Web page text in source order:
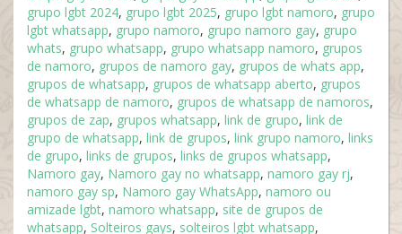
grupo lgbt 2024, grupo lgbt 2025, grupo lgbt namoro, grupo
lgbt whatsapp, grupo namoro, grupo namoro gay, grupo
whats, grupo whatsapp, grupo whatsapp namoro, grupos
de namoro, grupos de namoro gay, grupos de whats app,
grupos de whatsapp, grupos de whatsapp aberto, grupos
de whatsapp de namoro, grupos de whatsapp de namoros,
grupos de zap, grupos whatsapp, link de grupo, link de
grupo de whatsapp, link de grupos, link grupo namoro, links
de grupo, links de grupos, links de grupos whatsapp,
Namoro gay, Namoro gay no whatsapp, namoro gay rj,
namoro gay sp, Namoro gay WhatsApp, namoro ou
amizade lgbt, namoro whatsapp, site de grupos de
whatsapp, Solteiros gays, solteiros lgbt whatsapp,